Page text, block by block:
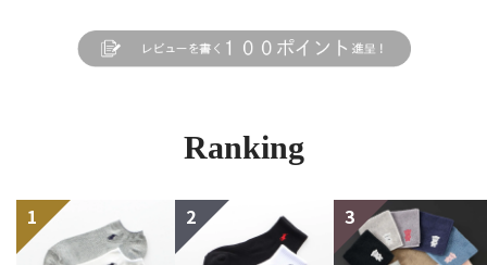
Ranking